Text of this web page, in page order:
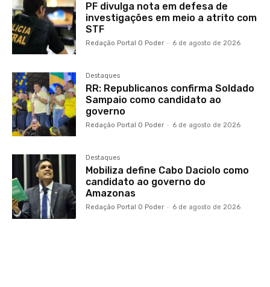
PF divulga nota em defesa de
investigações em meio a atrito com
STF
Redação Portal O Poder - 6 de agosto de 2026
Destaques
RR: Republicanos confirma Soldado
Sampaio como candidato ao
governo
Redação Portal O Poder - 6 de agosto de 2026
Destaques
Mobiliza define Cabo Daciolo como
candidato ao governo do
Amazonas
Redação Portal O Poder - 6 de agosto de 2026